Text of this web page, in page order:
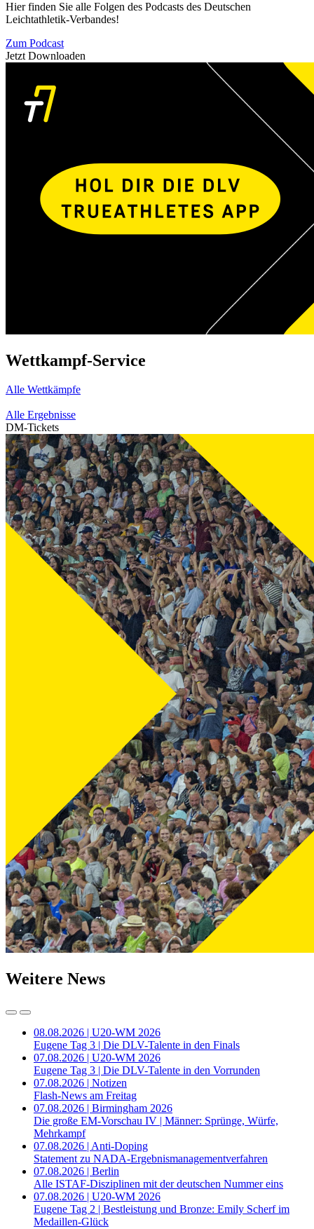
Hier finden Sie alle Folgen des Podcasts des Deutschen
Leichtathletik-Verbandes!
Zum Podcast
Jetzt Downloaden
Wettkampf-Service
Alle Wettkämpfe
Alle Ergebnisse
DM-Tickets
Weitere News
08.08.2026 | U20-WM 2026
Eugene Tag 3 | Die DLV-Talente in den Finals
07.08.2026 | U20-WM 2026
Eugene Tag 3 | Die DLV-Talente in den Vorrunden
07.08.2026 | Notizen
Flash-News am Freitag
07.08.2026 | Birmingham 2026
Die große EM-Vorschau IV | Männer: Sprünge, Würfe,
Mehrkampf
07.08.2026 | Anti-Doping
Statement zu NADA-Ergebnismanagementverfahren
07.08.2026 | Berlin
Alle ISTAF-Disziplinen mit der deutschen Nummer eins
07.08.2026 | U20-WM 2026
Eugene Tag 2 | Bestleistung und Bronze: Emily Scherf im
Medaillen-Glück